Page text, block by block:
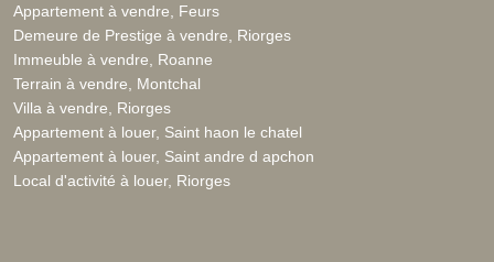
Appartement à vendre, Feurs
Demeure de Prestige à vendre, Riorges
Immeuble à vendre, Roanne
Terrain à vendre, Montchal
Villa à vendre, Riorges
Appartement à louer, Saint haon le chatel
Appartement à louer, Saint andre d apchon
Local d'activité à louer, Riorges